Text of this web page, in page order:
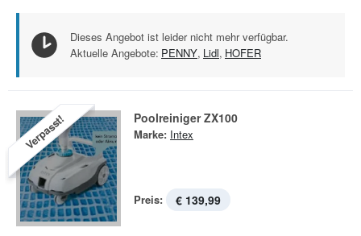
Dieses Angebot ist leider nicht mehr verfügbar.
Aktuelle Angebote: PENNY, Lidl, HOFER
Verpasst! Poolreiniger ZX100
Marke: Intex
Preis: € 139,99